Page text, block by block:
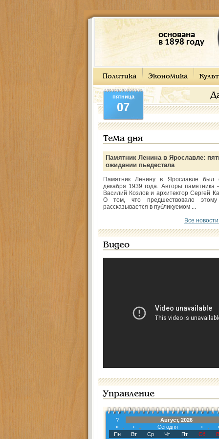
основана
в 1898 году
Политика Экономика
пятница
07
Тема дня
Памятник Ленина в Ярославле:
ожидании пьедестала
Памятник Ленину в Ярославле был
декабря 1939 года. Авторы памятника -
Василий Козлов и архитектор Сергей
О том, что предшествовало
рассказывается в публикуемом ...
Все
Видео
Управление
?
Август, 2026
«
‹ Сегодня ›
Пн
Вт Ср Чт Пт Сб